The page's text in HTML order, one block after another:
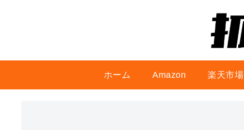
ホーム Amazon 楽天市場